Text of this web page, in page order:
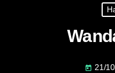
today 21/